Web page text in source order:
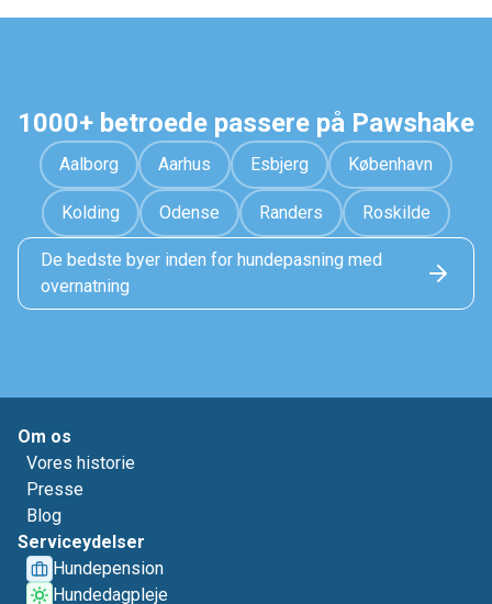
1000+ betroede passere på Pawshake
Aalborg Aarhus Esbjerg København
Kolding Odense Randers Roskilde
De bedste byer inden for hundepasning med
overnatning
Om os
Vores historie
Presse
Blog
Serviceydelser
Hundepension
Hundedagpleje